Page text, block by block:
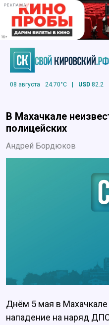
РЕКЛАМА
08 августа 24.70°C | USD 82.2
В Махачкале
полицейских
Андрей Бордюков
Днём 5 мая в
нападение на наряд